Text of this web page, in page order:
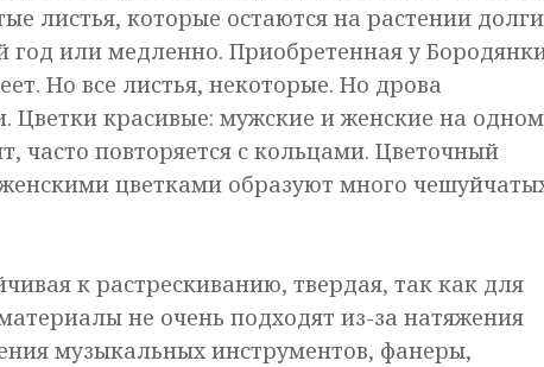
листья, которые остаются на растении
или медленно. Приобретенная у
Но все листья, некоторые. Но дрова
Цветки красивые: мужские и женские на одном
часто повторяется с кольцами. Цветочный
цветками образуют много
к растрескиванию, твердая, так как для
не очень подходят из-за натяжения
музыкальных инструментов, фанеры,